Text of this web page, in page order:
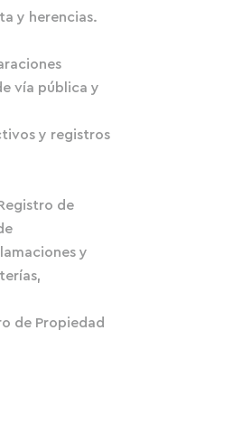
y herencias.
vía pública y
y registros
de
y
de Propiedad